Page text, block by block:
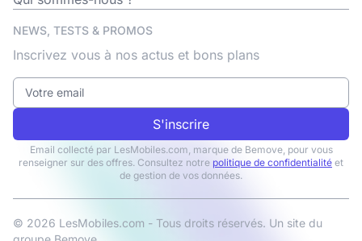
NEWS, TESTS & PROMOS
Inscrivez vous à nos actus et bons plans
S'inscrire
Email collecté par LesMobiles.com, marque de Bemove, pour vous
renseigner sur des offres. Consultez notre politique de confidentialité et
de gestion de vos données.
© 2026 LesMobiles.com - Tous droits réservés. Un site du